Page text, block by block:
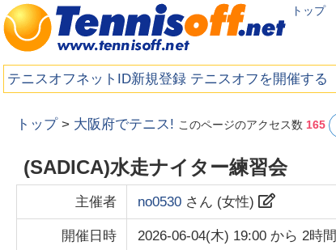
トップ
テニスオフネットID新規登録 テニスオフを開催する
トップ > 大阪府でテニス! このページのアクセス数 165
(SADICA)水走ナイター練習会
主催者 no0530 さん (女性)
開催日時 2026-06-04(木) 19:00 から2時間